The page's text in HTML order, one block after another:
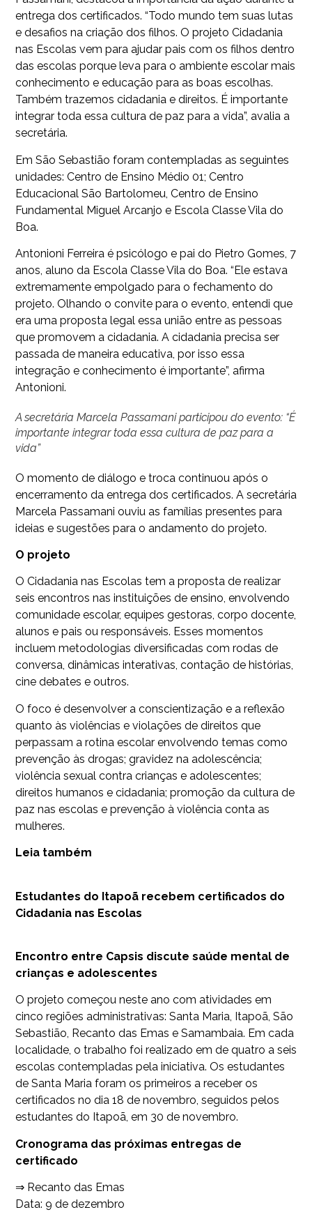
entrega dos certificados. “Todo mundo tem suas lutas
e desafios na criação dos filhos. O projeto Cidadania
nas Escolas vem para ajudar pais com os filhos dentro
das escolas porque leva para o ambiente escolar mais
conhecimento e educação para as boas escolhas.
Também trazemos cidadania e direitos. É importante
integrar toda essa cultura de paz para a vida”, avalia a
secretária.
Em São Sebastião foram contempladas as seguintes
unidades: Centro de Ensino Médio 01; Centro
Educacional São Bartolomeu, Centro de Ensino
Fundamental Miguel Arcanjo e Escola Classe Vila do
Boa.
Antonioni Ferreira é psicólogo e pai do Pietro Gomes, 7
anos, aluno da Escola Classe Vila do Boa. “Ele estava
extremamente empolgado para o fechamento do
projeto. Olhando o convite para o evento, entendi que
era uma proposta legal essa união entre as pessoas
que promovem a cidadania. A cidadania precisa ser
passada de maneira educativa, por isso essa
integração e conhecimento é importante”, afirma
Antonioni.
A secretária Marcela Passamani participou do evento: “É
importante integrar toda essa cultura de paz para a
vida”
O momento de diálogo e troca continuou após o
encerramento da entrega dos certificados. A secretária
Marcela Passamani ouviu as famílias presentes para
ideias e sugestões para o andamento do projeto.
O projeto
O Cidadania nas Escolas tem a proposta de realizar
seis encontros nas instituições de ensino, envolvendo
comunidade escolar, equipes gestoras, corpo docente,
alunos e pais ou responsáveis. Esses momentos
incluem metodologias diversificadas com rodas de
conversa, dinâmicas interativas, contação de histórias,
cine debates e outros.
O foco é desenvolver a conscientização e a reflexão
quanto às violências e violações de direitos que
perpassam a rotina escolar envolvendo temas como
prevenção às drogas; gravidez na adolescência;
violência sexual contra crianças e adolescentes;
direitos humanos e cidadania; promoção da cultura de
paz nas escolas e prevenção à violência conta as
mulheres.
Leia também
Estudantes do Itapoã recebem certificados do
Cidadania nas Escolas
Encontro entre Capsis discute saúde mental de
crianças e adolescentes
O projeto começou neste ano com atividades em
cinco regiões administrativas: Santa Maria, Itapoã, São
Sebastião, Recanto das Emas e Samambaia. Em cada
localidade, o trabalho foi realizado em de quatro a seis
escolas contempladas pela iniciativa. Os estudantes
de Santa Maria foram os primeiros a receber os
certificados no dia 18 de novembro, seguidos pelos
estudantes do Itapoã, em 30 de novembro.
Cronograma das próximas entregas de
certificado
⇒ Recanto das Emas
Data: 9 de dezembro